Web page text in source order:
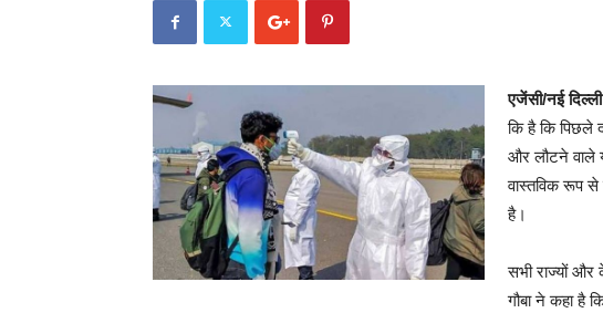
एजेंसी/नई
कि है कि पिछले
और लौटने वाले
वास्तविक रूप से
है।
सभी राज्यों और
गौबा ने कहा है